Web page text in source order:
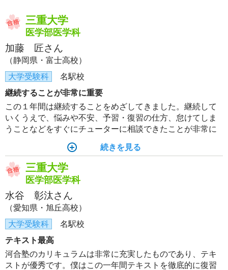
三重大学
医学部医学科
加藤 匠さん
（静岡県・富士高校）
大学受験科
名駅校
継続することが非常に重要
この１年間は継続することをめざしてきました。継続して
いくうえで、悩みや不安、予習・復習の仕方、怠けてしま
うことなどをすぐにチューターに相談できたことが非常に
学習計画を立てるなどして、勉強のリズムを確立していく
ことも大事だったと思っています。
続きを見る
三重大学
医学部医学科
水谷 彰汰さん
（愛知県・旭丘高校）
大学受験科
名駅校
テキスト最高
河合塾のカリキュラムは非常に充実したものであり、テキ
ストが優秀です。僕はこの一年間テキストを徹底的に復習